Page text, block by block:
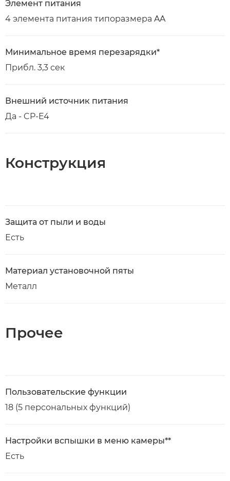
Элемент питания
4 элемента питания типоразмера AA
Минимальное время перезарядки*
Прибл. 3,3 сек
Внешний источник питания
Да - CP-E4
Конструкция
Защита от пыли и воды
Есть
Материал установочной пяты
Металл
Прочее
Пользовательские функции
18 (5 персональных функций)
Настройки вспышки в меню камеры**
Есть